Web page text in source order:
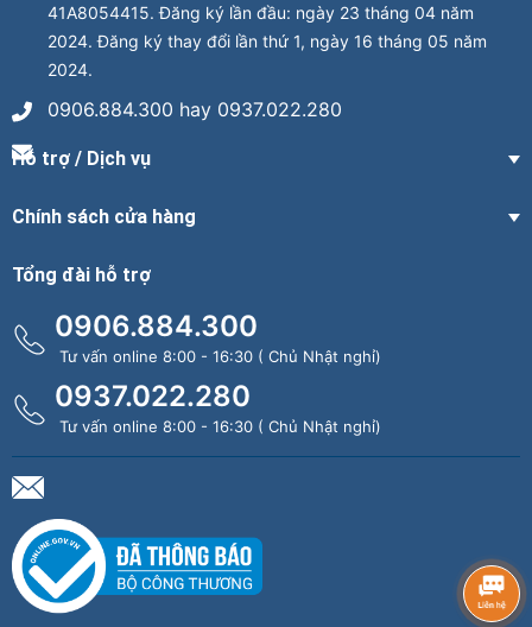
41A8054415. Đăng ký lần đầu: ngày 23 tháng 04 năm
2024. Đăng ký thay đổi lần thứ 1, ngày 16 tháng 05 năm
2024.
0906.884.300 hay 0937.022.280
Hỗ trợ / Dịch vụ
Chính sách cửa hàng
Tổng đài hỗ trợ
0906.884.300
Tư vấn online 8:00 - 16:30 ( Chủ Nhật nghỉ)
0937.022.280
Tư vấn online 8:00 - 16:30 ( Chủ Nhật nghỉ)